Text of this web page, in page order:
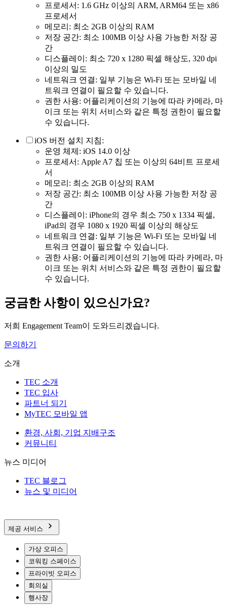
프로세서: 1.6 GHz 이상의 ARM, ARM64 또는 x86
프로세서
메모리: 최소 2GB 이상의 RAM
저장 공간: 최소 100MB 이상 사용 가능한 저장 공
간
디스플레이: 최소 720 x 1280 픽셀 해상도, 320 dpi
이상의 밀도
네트워크 연결: 일부 기능은 Wi-Fi 또는 모바일 네
트워크 연결이 필요할 수 있습니다.
권한 사용: 어플리케이션의 기능에 따라 카메라, 마
이크 또는 위치 서비스와 같은 특정 권한이 필요할
수 있습니다.
iOS 버전 설치 지침:
운영 체제: iOS 14.0 이상
프로세서: Apple A7 칩 또는 이상의 64비트 프로세
서
메모리: 최소 2GB 이상의 RAM
저장 공간: 최소 100MB 이상 사용 가능한 저장 공
간
디스플레이: iPhone의 경우 최소 750 x 1334 픽셀,
iPad의 경우 1080 x 1920 픽셀 이상의 해상도
네트워크 연결: 일부 기능은 Wi-Fi 또는 모바일 네
트워크 연결이 필요할 수 있습니다.
권한 사용: 어플리케이션의 기능에 따라 카메라, 마
이크 또는 위치 서비스와 같은 특정 권한이 필요할
수 있습니다.
궁금한 사항이 있으신가요?
저희 Engagement Team이 도와드리겠습니다.
문의하기
소개
TEC 소개
TEC 입사
파트너 되기
MyTEC 모바일 앱
환경, 사회, 기업 지배구조
커뮤니티
뉴스 미디어
TEC 블로그
뉴스 및 미디어
제공 서비스
가상 오피스
코워킹 스페이스
프라이빗 오피스
회의실
행사장